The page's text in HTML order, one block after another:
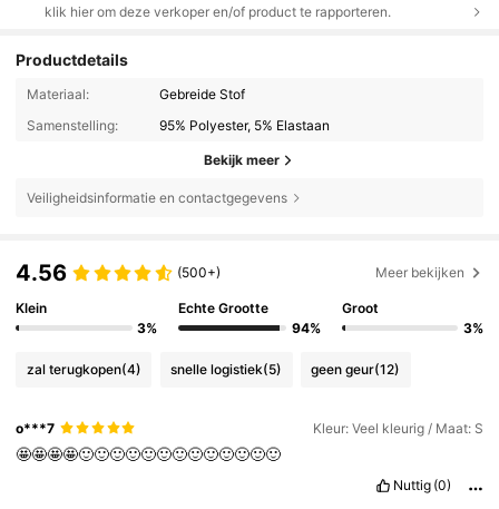
klik hier om deze verkoper en/of product te rapporteren.
Productdetails
Materiaal:
Gebreide Stof
Samenstelling:
95% Polyester, 5% Elastaan
Bekijk meer
Veiligheidsinformatie en contactgegevens
4.56 (500+) Meer bekijken
Klein
3%
Echte Grootte
94%
Groot
3%
zal terugkopen(4) snelle logistiek(5) geen geur(12)
o***7 Kleur: Veel kleurig / Maat: S
🤩🤩🤩🤩🙂🙂🙂🙂🙂🙂🙂🙂🙂🙂🙂🙂🙂
Nuttig (0)